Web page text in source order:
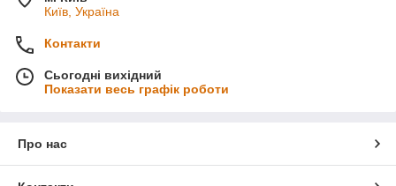
Київ, Україна
Контакти
Сьогодні вихідний
Показати весь графік роботи
Про нас